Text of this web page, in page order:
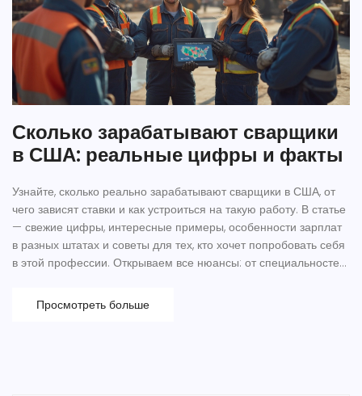
Сколько зарабатывают сварщики
в США: реальные цифры и факты
Узнайте, сколько реально зарабатывают сварщики в США, от
чего зависят ставки и как устроиться на такую работу. В статье
— свежие цифры, интересные примеры, особенности зарплат
в разных штатах и советы для тех, кто хочет попробовать себя
в этой профессии. Открываем все нюансы: от специальностей
информация для тех, кто задумывается о работе сварщиком
за границей или интересуется уровнем дохода в США.
Просмотреть больше